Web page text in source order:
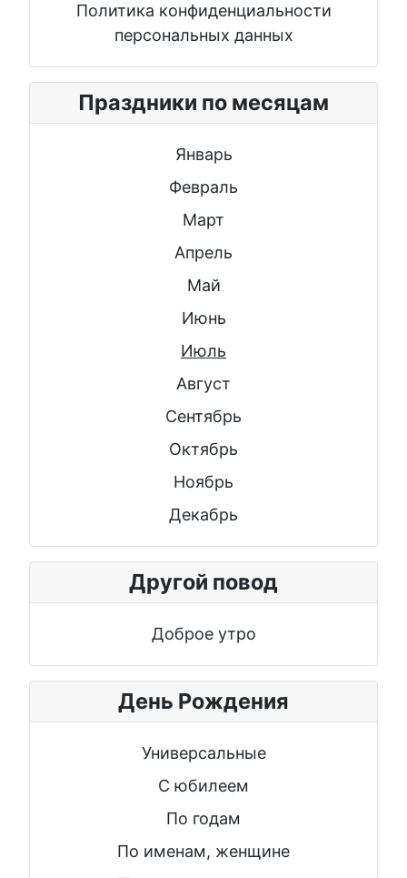
Политика конфиденциальности
персональных данных
Праздники по месяцам
Январь
Февраль
Март
Апрель
Май
Июнь
Июль
Август
Сентябрь
Октябрь
Ноябрь
Декабрь
Другой повод
Доброе утро
День Рождения
Универсальные
С юбилеем
По годам
По именам, женщине